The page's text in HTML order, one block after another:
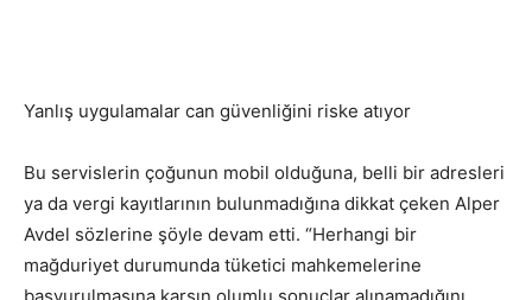
Yanlış uygulamalar can güvenliğini riske atıyor
Bu servislerin çoğunun mobil olduğuna, belli bir adresleri
ya da vergi kayıtlarının bulunmadığına dikkat çeken Alper
Avdel sözlerine şöyle devam etti. “Herhangi bir
mağduriyet durumunda tüketici mahkemelerine